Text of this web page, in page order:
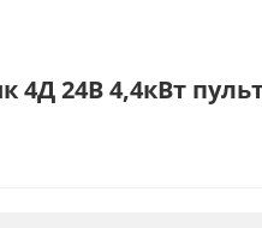
24В 4,4кВт